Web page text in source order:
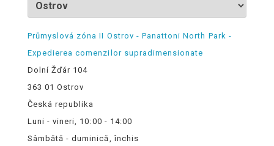
Průmyslová zóna II Ostrov - Panattoni North Park -
Expedierea comenzilor supradimensionate
Dolní Žďár 104
363 01 Ostrov
Česká republika
Luni - vineri, 10:00 - 14:00
Sâmbătă - duminică, închis